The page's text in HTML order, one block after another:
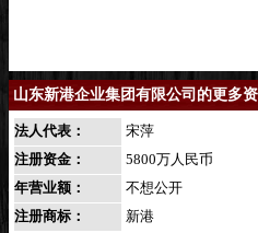
山东新港企业集团有限公司的更多
法人代表：
宋萍
注册资金：
5800万人民币
年营业额：
不想公开
注册商标：
新港